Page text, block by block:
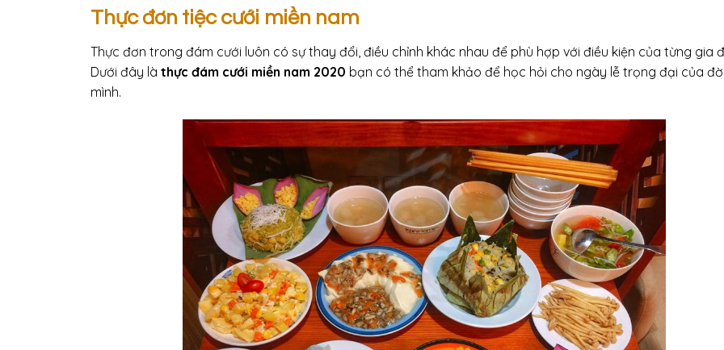
Thực đơn tiệc cưới miền nam
Thực đơn trong đám cưới luôn có sự thay đổi, điều chỉnh khác nhau để phù hợp với điều kiện của từng gia
Dưới đây là thực đám cưới miền nam 2020 bạn có thể tham khảo để học hỏi cho ngày lễ trọng đại của đời
mình.